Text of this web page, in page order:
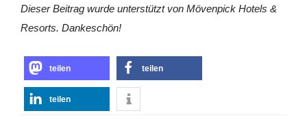
Dieser Beitrag wurde unterstützt von Mövenpick Hotels &
Resorts. Dankeschön!
teilen teilen
teilen